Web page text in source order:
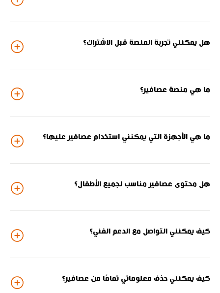
هل يمكنني تجربة المنصة قبل الاشتراك؟
ما هي منصة عصافير؟
ما هي الأجهزة التي يمكنني استخدام عصافير عليها؟
هل محتوى عصافير مناسب لجميع الأطفال؟
كيف يمكنني التواصل مع الدعم الفني؟
كيف يمكنني حذف معلوماتي تمامًا من عصافير؟